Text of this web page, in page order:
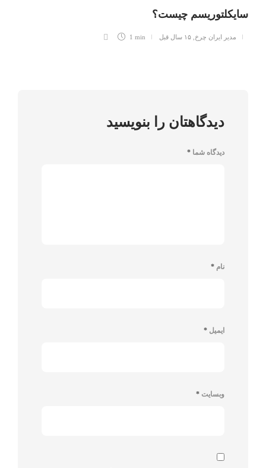
سايكلتوريسم چيست؟
مدیر ایران چرخ ۱۵ سال قبل 1 min
دیدگاهتان را بنویسید
دیدگاه شما *
نام *
ایمیل *
وبسایت *